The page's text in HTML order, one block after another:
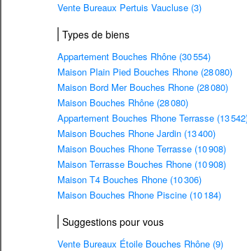
Vente Bureaux Pertuis Vaucluse (3)
Types de biens
Appartement Bouches Rhône (30 554)
Maison Plain Pied Bouches Rhone (28 080)
Maison Bord Mer Bouches Rhone (28 080)
Maison Bouches Rhône (28 080)
Appartement Bouches Rhone Terrasse (13
Maison Bouches Rhone Jardin (13 400)
Maison Bouches Rhone Terrasse (10 908)
Maison Terrasse Bouches Rhone (10 908)
Maison T4 Bouches Rhone (10 306)
Maison Bouches Rhone Piscine (10 184)
Suggestions pour vous
Vente Bureaux Étoile Bouches Rhône (9)